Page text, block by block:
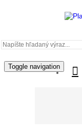
Toggle navigation